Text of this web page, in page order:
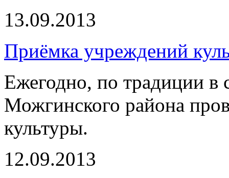
13.09.2013
Приёмка учреждений
Ежегодно, по традиции в
Можгинского района
культуры.
12.09.2013